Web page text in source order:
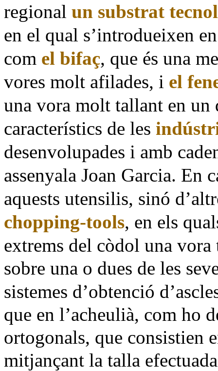
regional un substrat
en el qual s’introdueixen
com el bifaç, que és una
vores molt afilades, i el
una vora molt tallant en un
característics de les
desenvolupades i amb
assenyala Joan Garcia. En
aquests utensilis, sinó d’
chopping-tools, en els
extrems del còdol una
sobre una o dues de les
sistemes d’obtenció
que en l’acheulià, com ho
ortogonals, que consistien
mitjançant la talla